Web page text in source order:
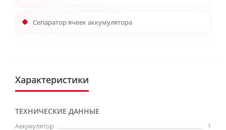
Сепаратор ячеек аккумулятора
Характеристики
ТЕХНИЧЕСКИЕ ДАННЫЕ
Аккумулятор
1